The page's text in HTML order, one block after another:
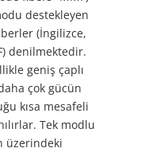
destekleyen
(İngilizce,
denilmektedir.
geniş çaplı
çok gücün
kısa mesafeli
Tek modlu
üzerindeki